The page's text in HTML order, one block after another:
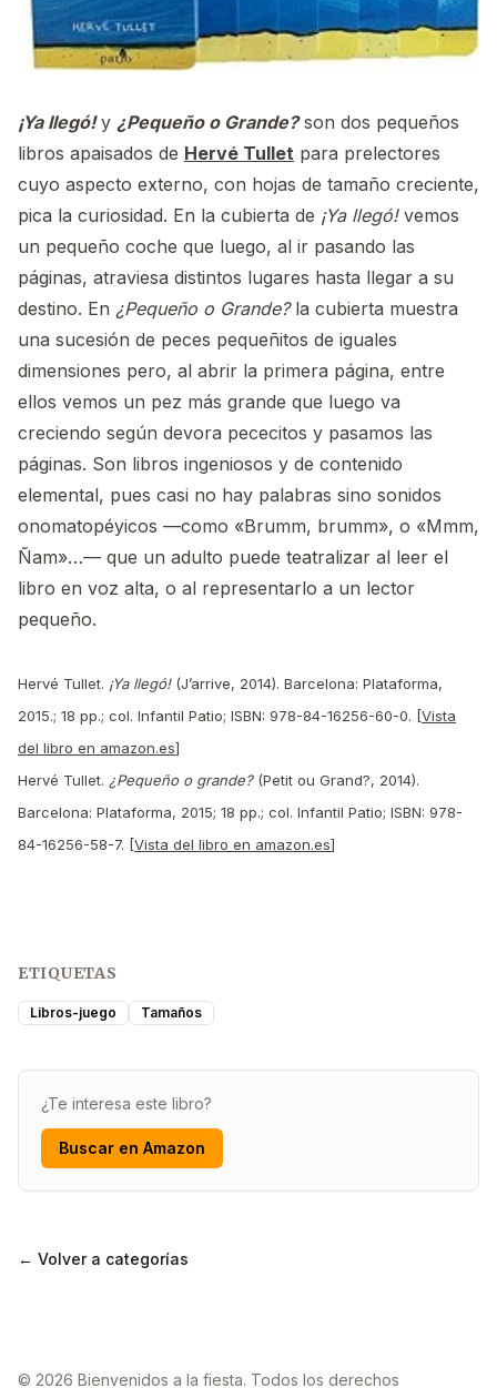
¡Ya llegó!y ¿Pequeño o Grande?son dos pequeños
libros apaisados de Hervé Tullet para prelectores
cuyo aspecto externo, con hojas de tamaño creciente,
pica la curiosidad. En la cubierta de ¡Ya llegó!vemos
un pequeño coche que luego, al ir pasando las
páginas, atraviesa distintos lugares hasta llegar a su
destino. En ¿Pequeño o Grande? la cubierta muestra
una sucesión de peces pequeñitos de iguales
dimensiones pero, al abrir la primera página, entre
ellos vemos un pez más grande que luego va
creciendo según devora pececitos y pasamos las
páginas. Son libros ingeniosos y de contenido
elemental, pues casi no hay palabras sino sonidos
onomatopéyicos —como «Brumm, brumm», o «Mmm,
Ñam»…— que un adulto puede teatralizar al leer el
libro en voz alta, o al representarlo a un lector
pequeño.
Hervé Tullet. ¡Ya llegó!(J’arrive, 2014). Barcelona: Plataforma,
2015.; 18 pp.; col. Infantil Patio; ISBN: 978-84-16256-60-0. [Vista
del libro en amazon.es]
Hervé Tullet. ¿Pequeño o grande?(Petit ou Grand?, 2014).
Barcelona: Plataforma, 2015; 18 pp.; col. Infantil Patio; ISBN: 978-
84-16256-58-7. [Vista del libro en amazon.es]
ETIQUETAS
Libros-juego Tamaños
¿Te interesa este libro?
Buscar en Amazon
← Volver a categorías
© 2026 Bienvenidos a la fiesta. Todos los derechos